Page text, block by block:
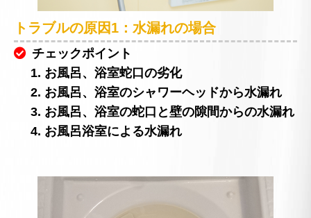
トラブルの原因1：水漏れの場合
チェックポイント
1. お風呂、浴室蛇口の劣化
2. お風呂、浴室のシャワーヘッドから水漏れ
3. お風呂、浴室の蛇口と壁の隙間からの水漏れ
4. お風呂浴室による水漏れ